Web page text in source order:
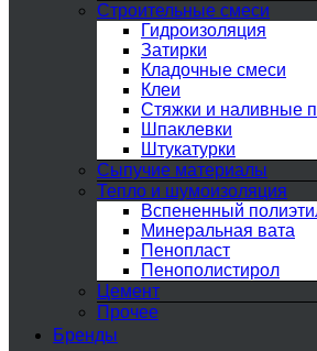
Строительные смеси
Гидроизоляция
Затирки
Кладочные смеси
Клеи
Стяжки и наливные
Шпаклевки
Штукатурки
Сыпучие материалы
Тепло и шумоизоляция
Вспененный
Минеральная вата
Пенопласт
Пенополистирол
Цемент
Прочее
Бренды